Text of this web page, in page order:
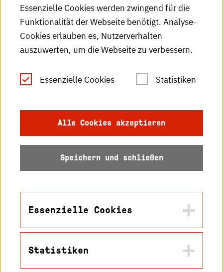
HKA-Publikationen
RSS-Feed
Leichte Sprache
Datenschutz
Barrierefreiheit
Essenzielle Cookies werden zwingend für die
Funktionalität der Webseite benötigt. Analyse-
Cookies erlauben es, Nutzerverhalten
auszuwerten, um die Webseite zu verbessern.
Essenzielle Cookies Statistiken
Alle Cookies akzeptieren
Speichern und schließen
Essenzielle Cookies
Statistiken